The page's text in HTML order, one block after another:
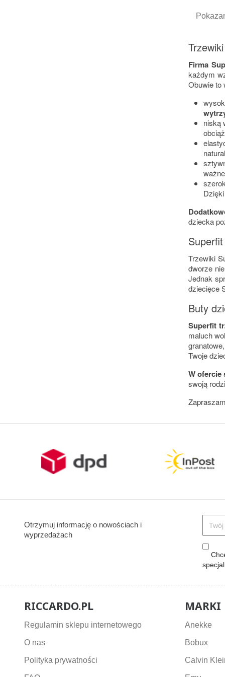
Firma
każdym
Obuwie to
niską
dziecka
Trzewiki
dworze
Jednak
dziecięce
Buty
Superfit
maluch
Twoje
W ofercie
swoją
Otrzymuj informację o nowościach i
wyprzedażach
RICCARDO.PL
Regulamin sklepu internetowego
O nas
Polityka prywatności
MARKI
Anekke
Bobux
Calvin